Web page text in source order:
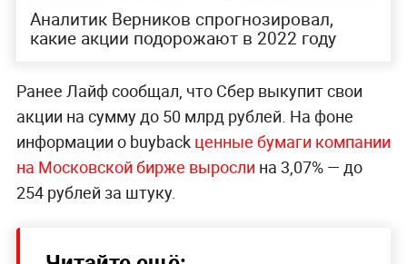
Аналитик Верников спрогнозировал,
какие акции подорожают в 2022 году
Ранее Лайф сообщал, что Сбер выкупит свои
акции на сумму до 50 млрд рублей. На фоне
информации о buyback ценные бумаги компании
на Московской бирже выросли на 3,07% — до
254 рублей за штуку.